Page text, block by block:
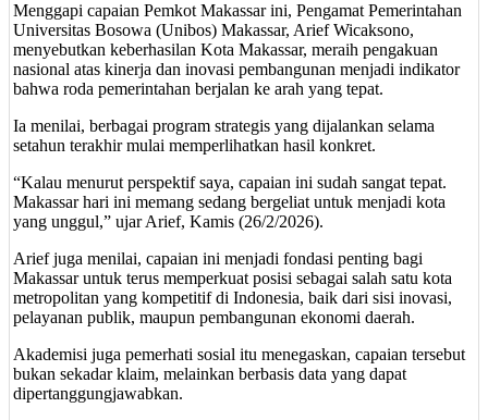
Menggapi capaian Pemkot Makassar ini, Pengamat Pemerintahan
Universitas Bosowa (Unibos) Makassar, Arief Wicaksono,
menyebutkan keberhasilan Kota Makassar, meraih pengakuan
nasional atas kinerja dan inovasi pembangunan menjadi indikator
bahwa roda pemerintahan berjalan ke arah yang tepat.
Ia menilai, berbagai program strategis yang dijalankan selama
setahun terakhir mulai memperlihatkan hasil konkret.
“Kalau menurut perspektif saya, capaian ini sudah sangat tepat.
Makassar hari ini memang sedang bergeliat untuk menjadi kota
yang unggul,” ujar Arief, Kamis (26/2/2026).
Arief juga menilai, capaian ini menjadi fondasi penting bagi
Makassar untuk terus memperkuat posisi sebagai salah satu kota
metropolitan yang kompetitif di Indonesia, baik dari sisi inovasi,
pelayanan publik, maupun pembangunan ekonomi daerah.
Akademisi juga pemerhati sosial itu menegaskan, capaian tersebut
bukan sekadar klaim, melainkan berbasis data yang dapat
dipertanggungjawabkan.